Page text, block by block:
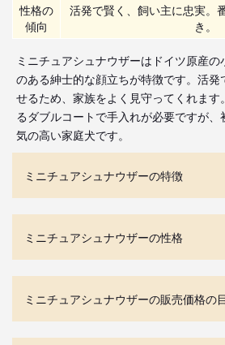
性格の
傾向
活発で賢く、飼い主に忠実。
き。
ミニチュアシュナウザーはドイツ原産
のある紳士的な顔立ちが特徴です。活
せるため、家族をよく見守ってくれま
るダブルコートで手入れが必要ですが、
気の高い家庭犬です。
ミニチュアシュナウザーの特徴
ミニチュアシュナウザーの性格
ミニチュアシュナウザーの販売価格の